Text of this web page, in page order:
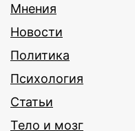
Мнения
Новости
Политика
Психология
Статьи
Тело и мозг